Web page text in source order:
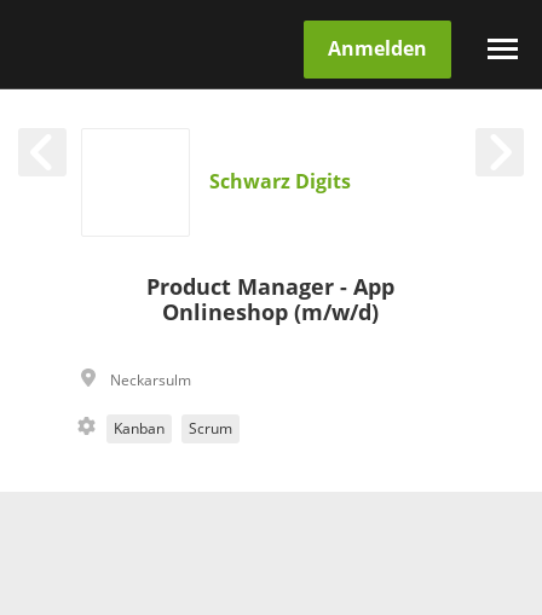
Anmelden
Schwarz Digits
Product Manager - App
Onlineshop (m/w/d)
Neckarsulm
Kanban Scrum